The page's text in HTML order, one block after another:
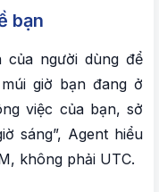
bạn
người dùng để
giờ bạn đang ở
việc của bạn, sở
sáng”, Agent hiểu
không phải UTC.